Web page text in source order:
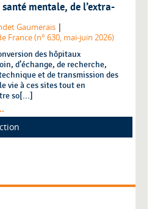
mentale, de l’extra-
Gaumerais |
France (n° 630, mai-juin 2026)
des hôpitaux
d’échange, de recherche,
et de transmission des
vie à ces sites tout en
so[...]